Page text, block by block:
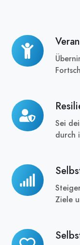
Verantwortung
Sei
durch
Resilienz
Ziele
Selbstwertgefühl